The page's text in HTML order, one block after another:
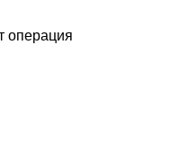
операция